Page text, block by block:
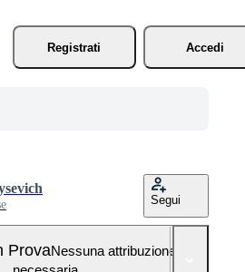
Registrati
Accedi
Segui
ProvaNessuna attribuzione